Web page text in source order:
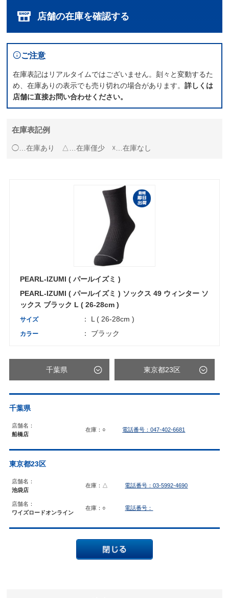
店舗の在庫を確認する
ご注意
在庫表記はリアルタイムではございません。刻々と変動するた
め、在庫ありの表示でも売り切れの場合があります。詳しくは
店舗に直接お問い合わせください。
在庫表記例
◯…在庫あり △…在庫僅少 ☓…在庫なし
PEARL-IZUMI ( パールイズミ )
PEARL-IZUMI ( パールイズミ ) ソックス 49 ウィンター ソ
ックス ブラック L ( 26-28cm )
サイズ ： L ( 26-28cm )
カラー ： ブラック
千葉県 東京都23区
千葉県
店舗名：
船橋店
在庫：○ 電話番号：047-402-6681
東京都23区
店舗名：
池袋店
在庫：△ 電話番号：03-5992-4690
店舗名：
ワイズロードオンライン
在庫：○ 電話番号：